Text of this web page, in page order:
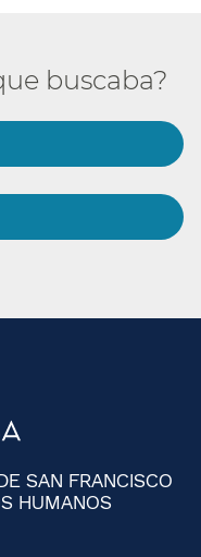
buscaba?​​
SAN FRANCISCO
HUMANOS